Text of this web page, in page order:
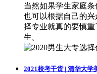
当然如果学生家庭
也可以根据自己的
择专业就真的要慎
生。
2021校考干货 | 清华大